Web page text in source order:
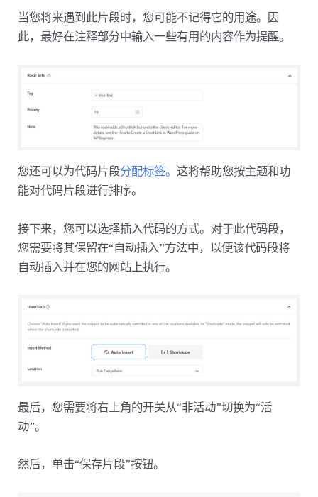
当您将来遇到此片段时，您可能不记得它的用途。因
此，最好在注释部分中输入一些有用的内容作为提醒。
您还可以为代码片段分配标签。这将帮助您按主题和功
能对代码片段进行排序。
接下来，您可以选择插入代码的方式。对于此代码段，
您需要将其保留在“自动插入”方法中，以便该代码段将
自动插入并在您的网站上执行。
最后，您需要将右上角的开关从“非活动”切换为“活
动”。
然后，单击“保存片段”按钮。